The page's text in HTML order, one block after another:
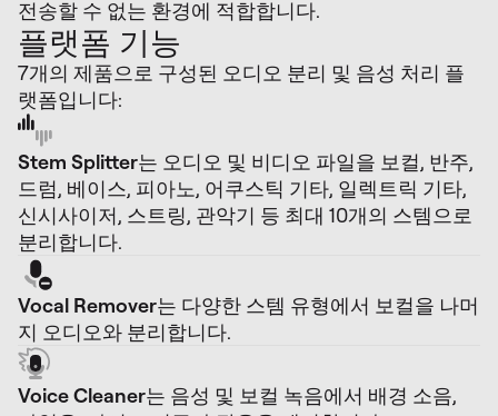
전송할 수 없는 환경에 적합합니다.
플랫폼 기능
7개의 제품으로 구성된 오디오 분리 및 음성 처리 플
랫폼입니다:
Stem Splitter는 오디오 및 비디오 파일을 보컬, 반주,
드럼, 베이스, 피아노, 어쿠스틱 기타, 일렉트릭 기타,
신시사이저, 스트링, 관악기 등 최대 10개의 스템으로
분리합니다.
Vocal Remover는 다양한 스템 유형에서 보컬을 나머
지 오디오와 분리합니다.
Voice Cleaner는 음성 및 보컬 녹음에서 배경 소음,